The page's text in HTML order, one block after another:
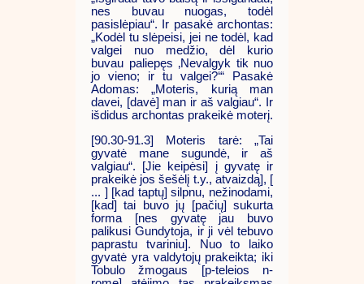
nes buvau nuogas, todėl
pasislėpiau“. Ir pasakė archontas:
„Kodėl tu slėpeisi, jei ne todėl, kad
valgei nuo medžio, dėl kurio
buvau paliepęs ‚Nevalgyk tik nuo
jo vieno; ir tu valgei?‘“ Pasakė
Adomas: „Moteris, kurią man
davei, [davė] man ir aš valgiau“. Ir
išdidus archontas prakeikė moterį.
[90.30-91.3] Moteris tarė: „Tai
gyvatė mane sugundė, ir aš
valgiau“. [Jie keipėsi] į gyvatę ir
prakeikė jos šešėlį t.y., atvaizdą], [
... ] [kad taptų] silpnu, nežinodami,
[kad] tai buvo jų [pačių] sukurta
forma [nes gyvatę jau buvo
palikusi Gundytoja, ir ji vėl tebuvo
paprastu tvariniu]. Nuo to laiko
gyvatė yra valdytojų prakeikta; iki
Tobulo žmogaus [p-teleios n-